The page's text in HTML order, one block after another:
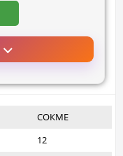
СОКМЕ
12